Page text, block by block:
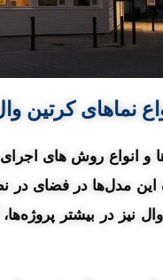
نماهای کرتین
و انواع روش های
این مدل‌ها در فضای در
نیز در بیشتر